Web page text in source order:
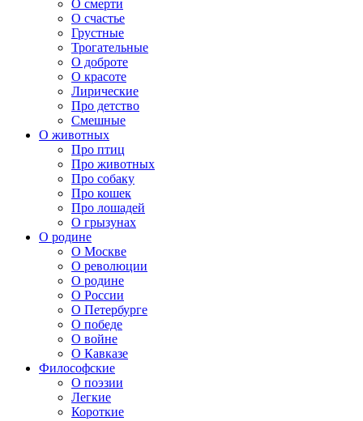
О смерти
О счастье
Грустные
Трогательные
О доброте
О красоте
Лирические
Про детство
Смешные
О животных
Про птиц
Про животных
Про собаку
Про кошек
Про лошадей
О грызунах
О родине
О Москве
О революции
О родине
О России
О Петербурге
О победе
О войне
О Кавказе
Философские
О поэзии
Легкие
Короткие